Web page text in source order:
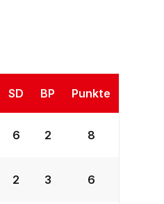
SD BP Punkte
6 2 8
2 3 6